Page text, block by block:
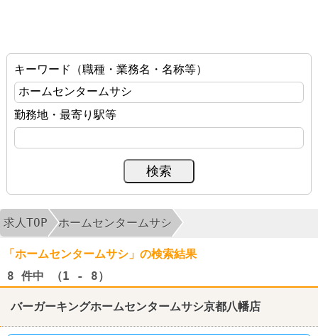
キーワード（職種・業務名・名称等）
勤務地・最寄り駅等
求人TOP ホームセンタームサシ
「ホームセンタームサシ」の検索結果
8 件中 （1 - 8）
バーガーキングホームセンタームサシ京都八幡店